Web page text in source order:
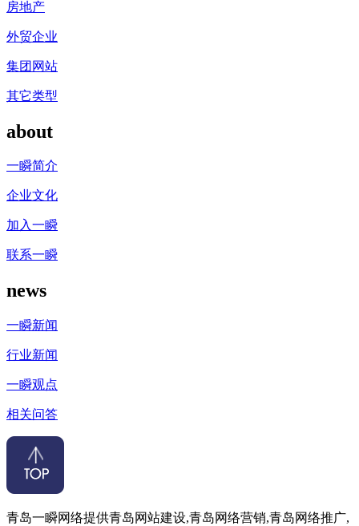
房地产
外贸企业
集团网站
其它类型
about
一瞬简介
企业文化
加入一瞬
联系一瞬
news
一瞬新闻
行业新闻
一瞬观点
相关问答
青岛一瞬网络提供青岛网站建设,青岛网络营销,青岛网络推广,